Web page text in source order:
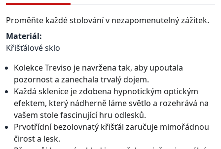
Proměňte každé stolování v nezapomenutelný zážitek.
Materiál:
Křišťálové sklo
Kolekce Treviso je navržena tak, aby upoutala
pozornost a zanechala trvalý dojem.
Každá sklenice je zdobena hypnotickým optickým
efektem, který nádherně láme světlo a rozehrává na
vašem stole fascinující hru odlesků.
Prvotřídní bezolovnatý křišťál zaručuje mimořádnou
čirost a lesk.